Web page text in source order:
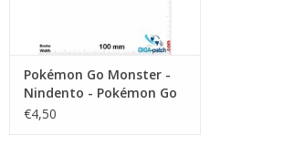
Pokémon Go Monster -
Nindento - Pokémon Go
€4,50